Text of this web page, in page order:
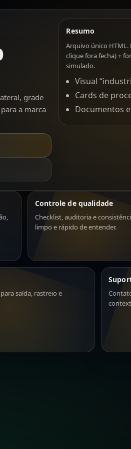
grade
a marca
Resumo
Arquivo único HTML.
clique fora fecha) +
simulado.
Visual
Cards de
Documentos
Controle de qualidade
Checklist, auditoria e
limpo e rápido de entender.
saída, rastreio e